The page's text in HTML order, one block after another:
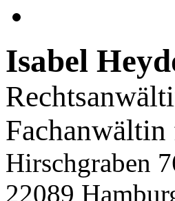
Isabel
Fachanwältin
Hirschgraben
22089